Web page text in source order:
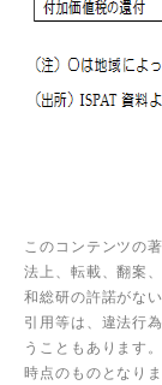
このコンテンツの
法上、転載、翻案
和総研の許諾がな
引用等は、違法行
うこともあります
時点のものとなりま